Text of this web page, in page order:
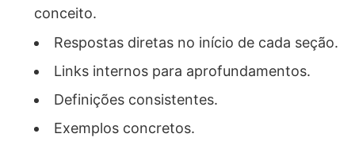
conceito.
Respostas diretas no início de cada seção.
Links internos para aprofundamentos.
Definições consistentes.
Exemplos concretos.